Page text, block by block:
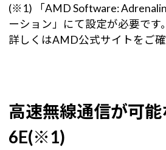
(※1) 「AMD Software:
ーション」にて設定が必要です
詳しくはAMD公式サイトをご確
高速無線通信が可
6E(※1)